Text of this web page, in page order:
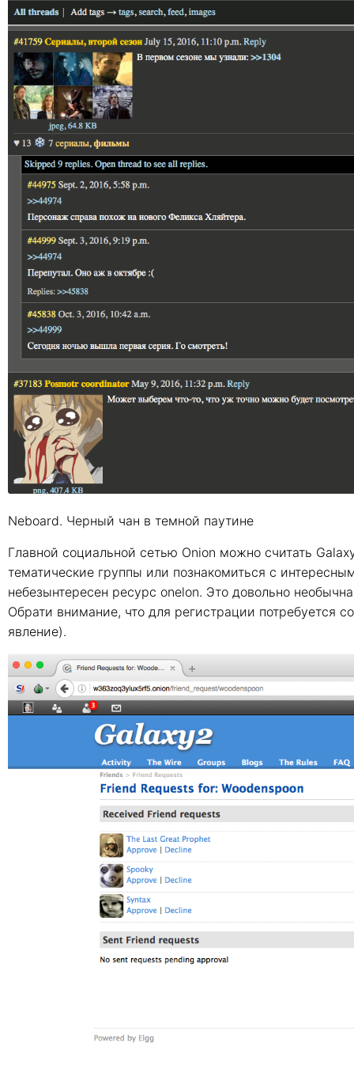
Neboard. Черный чан в темной паутине
Главной социальной сетью Onion можно считать
тематические группы или познакомиться с
небезынтересен ресурс onelon. Это довольно
Обрати внимание, что для регистрации потребуется
явление).